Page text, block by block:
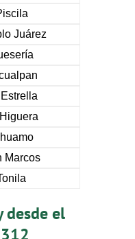
Juárez
Marcos
desde el